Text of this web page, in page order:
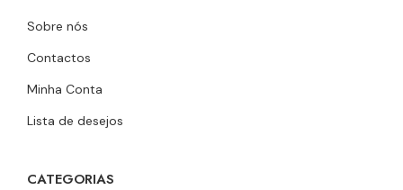
Sobre nós
Contactos
Minha Conta
Lista de desejos
CATEGORIAS